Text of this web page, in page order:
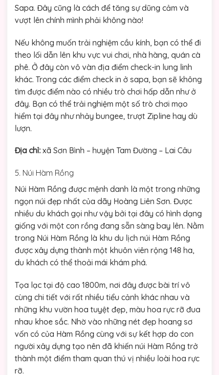
Sapa. Đây cũng là cách để tăng sự dũng cảm và
vượt lên chính mình phải không nào!
Nếu không muốn trải nghiệm cầu kính, bạn có thể đi
theo lối dẫn lên khu vực vui chơi, nhà hàng, quán cà
phê. Ở đây còn vô vàn địa điểm check-in lung linh
khác. Trong các điểm check in ở sapa, bạn sẽ không
tìm được điểm nào có nhiều trò chơi hấp dẫn như ở
đây. Bạn có thể trải nghiệm một số trò chơi mạo
hiểm tại đây như nhảy bungee, trượt Zipline hay dù
lượn.
Địa chỉ: xã Sơn Bình – huyện Tam Đường – Lai Câu
5. Núi Hàm Rồng
Núi Hàm Rồng được mệnh danh là một trong những
ngọn núi đẹp nhất của dãy Hoàng Liên Sơn. Được
nhiều du khách gọi như vậy bởi tại đây có hình dạng
giống với một con rồng đang sẵn sàng bay lên. Nằm
trong Núi Hàm Rồng là khu du lịch núi Hàm Rồng
được xây dựng thành một khuôn viên rộng 148 ha,
du khách có thể thoải mái khám phá.
Tọa lạc tại độ cao 1800m, nơi đây được bài trí vô
cùng chi tiết với rất nhiều tiểu cảnh khác nhau và
những khu vườn hoa tuyệt đẹp, màu hoa rực rỡ đua
nhau khoe sắc. Nhờ vào những nét đẹp hoang sơ
vốn có của Hàm Rồng cùng với sự kết hợp do con
người xây dựng tạo nên đã khiến núi Hàm Rồng trở
thành một điểm tham quan thú vị nhiều loài hoa rực
rỡ.